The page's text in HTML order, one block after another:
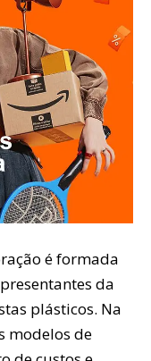
é formada
da
plásticos. Na
modelos de